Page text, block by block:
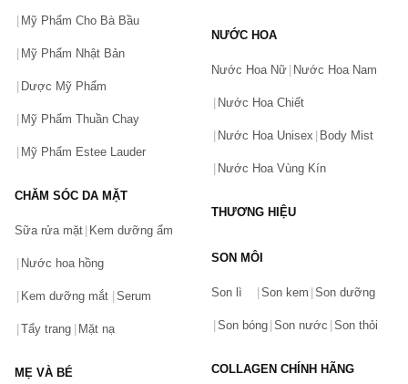
Kem dưỡng da chống lão hóa Aqua Collagen Gel Enrich-Lift
EX
Serum:
Serum làm săn chắc da Super100 Marine Collagen
Serum cấp nước Super 100 Hyaluronic Acid
Nước hoa hồng VC100 Essence Lotion Ex
Nước hoa hồng Labo Labo Super Keana Lotion
Bạn gặp vấn đề về sản phẩm hay mua hàng?
Hãy báo lỗi cho chúng tôi. Hoặc gọi cho chúng tôi qua số
Mỹ Phẩm Cho Bà Bầu
Mỹ Phẩm Nhật Bản
Dược Mỹ Phẩm
Mỹ Phẩm Thuần Chay
Mỹ Phẩm Estee Lauder
CHĂM SÓC DA MẶT
Sữa rửa mặt Kem dưỡng ẩm
Nước hoa hồng
Kem dưỡng mắt Serum
Tẩy trang Mặt nạ
MẸ VÀ BÉ
NƯỚC HOA
Nước Hoa Nữ Nước Hoa Nam
Nước Hoa Chiết
Nước Hoa Unisex Body Mist
Nước Hoa Vùng Kín
THƯƠNG HIỆU
SON MÔI
Son lì Son kem Son dưỡng
Son bóng Son nước Son thỏi
COLLAGEN CHÍNH HÃNG